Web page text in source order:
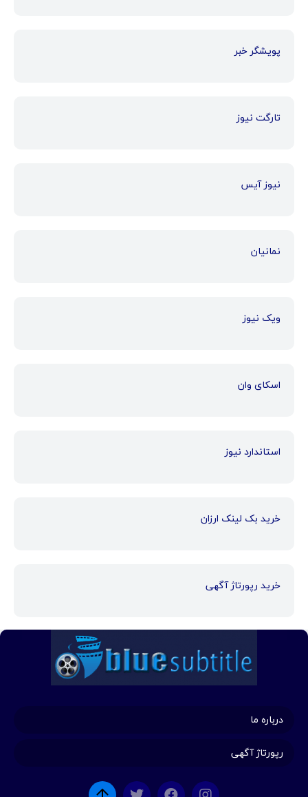
پویشگر خبر
تارگت نیوز
نیوز آیس
نمانیان
ویک نیوز
اسکای وان
استاندارد نیوز
خرید بک لینک ارزان
خرید رپورتاژ آگهی
درباره ما
رپورتاژ آگهی